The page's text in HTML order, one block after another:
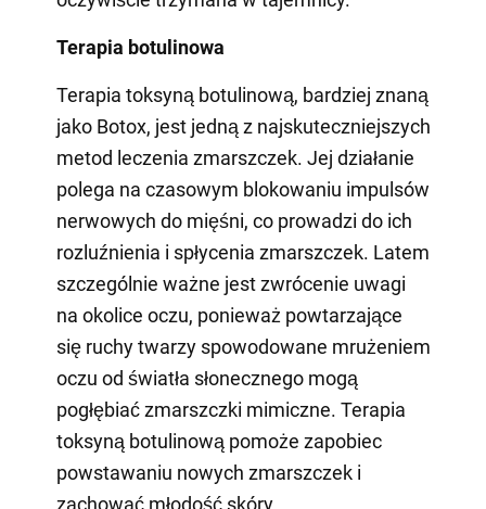
Terapia botulinowa
Terapia toksyną botulinową, bardziej znaną
jako Botox, jest jedną z najskuteczniejszych
metod leczenia zmarszczek. Jej działanie
polega na czasowym blokowaniu impulsów
nerwowych do mięśni, co prowadzi do ich
rozluźnienia i spłycenia zmarszczek. Latem
szczególnie ważne jest zwrócenie uwagi
na okolice oczu, ponieważ powtarzające
się ruchy twarzy spowodowane mrużeniem
oczu od światła słonecznego mogą
pogłębiać zmarszczki mimiczne. Terapia
toksyną botulinową pomoże zapobiec
powstawaniu nowych zmarszczek i